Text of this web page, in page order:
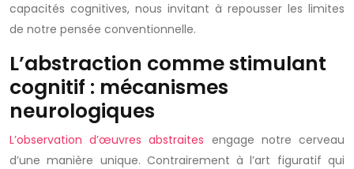
capacités cognitives, nous invitant à repousser les limites
de notre pensée conventionnelle.
L’abstraction comme stimulant
cognitif : mécanismes
neurologiques
L’observation d’œuvres abstraites engage notre cerveau
d’une manière unique. Contrairement à l’art figuratif qui